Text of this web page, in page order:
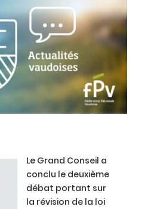
Le Grand Conseil a
conclu le deuxième
débat portant sur
la révision de la loi